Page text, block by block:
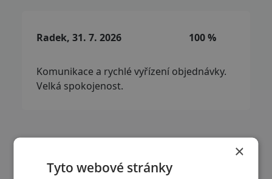
Radek, 31. 7. 2026 100 %
Komunikace a rychlé vyřízení objednávky.
Velká spokojenost.
Marek, 29. 7. 2026
×
Tyto webové stránky